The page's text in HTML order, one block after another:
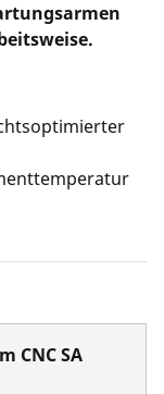
CNC SA